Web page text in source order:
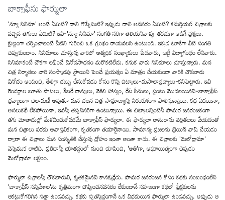
బాక్సాఫీసు ఫార్ములా
'న్యూ సినిమా' అంటే ఏమిటి? దాని గొప్పేమిటి? ఇప్పుడు దాని అవసరం ఏమిటి? కమర్షియల్ చిత్రాలకు
వచ్చిన తెగులు ఏమిటి? ఇవి-'న్యూ సినిమా' సంగతి సరిగా తెలియనివాళ్ళు తరచుగా అడిగే ప్రశ్నలు.
క్షుణ్ణంగా చర్చించాలంటే వీటిని గురించి ఒక గ్రంథం రాయవలసి ఉంటుంది. ఇక్కడ టూకీగా వీటి సంగతి
చెప్పుకుందాం. సినిమాలు చూస్తున్న వారిలో అత్యధిక సంఖ్యాకులు పేదవారు, ఆట్టే విద్యాగంధం లేనివారు.
సినిమాకంటే చౌకగా లభించే వినోదసాధనం మరొకటిలేదు. కనుక వారు సినిమాలు చూస్తున్నారు. మన
చిత్ర నిర్మాతలు వారి సంస్కారపు స్థాయిని పెంచే ప్రయత్నం ఏ మాత్రం చేయకుండా వారికి చౌకబారు
వినోదం అందించి, తేలిగ్గా డబ్బు చేసుకోవడం కోసం కొన్ని చిట్కాలు-మసాలాద్రవ్యాలు-కనిపెట్టారు. ఇవి
రెండర్థాల బూతు పాటలు, కేబరే డాన్సులు, వెకిలి హాస్యం, రేప్ సీనులు, స్టంటు మొదలయినవి-బాక్సాఫీస్
ద్రవ్యాలుగా చెలామణీ అవుతూ మన చలన చిత్ర సామ్రాజ్యాన్ని నిరంకుశంగా పాలిస్తున్నాయి. కథ ఏదయినా,
అసలుకథే లేకపోయినా, ఇవన్నీ తప్పనిసరిగా ఉంటున్నాయి. ఈ చిట్కాలన్నింటినీ పామర జనరంజకంగా
తగు మోతాదుల్లో మేళవించుకోవడమే బాక్సాఫీస్ ఫార్ములా. ఈ ఫార్ములా రానురాను వెర్రితలలు వేయడంతో
మన చిత్రాలు పరమ అవాస్తవికంగా, కృతకంగా తయారైనాయి. సామాన్య ప్రజలను బ్రెయిన్ వాష్ చేయడం
ద్వారా ఈ చిత్రాలు మన సంస్కృతికి చేస్తున్న ద్రోహం ఇంతా అంతా కాదు. ఈ చిత్రాలకు 'మెలోడ్రామా'
వెన్నెముక లాటిది. ప్రతిదాన్నీ భూతద్దంలో నుంచి చూపించి, 'అతి'గా, అఘాయిత్యంగా చెప్పడం
మెలోడ్రామా లక్షణం.
ఫార్ములా చిత్రాలన్నీ చౌకబారువి, కృతకమైనవి కానక్కర్లేదు. పామర జనరంజన కోసం కథకు సంబంధంలేని
'బాక్సాఫీస్ సన్నివేశాల'ను కృత్రిమంగా చొప్పించనవసరం లేకుండానే సహజంగా కథలో ప్రేక్షకులను
ఆకట్టుకోగలిగిన సత్తా ఉండవచ్చు. కథకు స్వతస్సిద్ధంగానే ఒక విధమయిన ఫార్ములా ఉండవచ్చు. అప్పుడు ఆ